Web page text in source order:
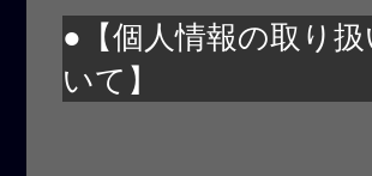
●【個人情報の取り
いて】